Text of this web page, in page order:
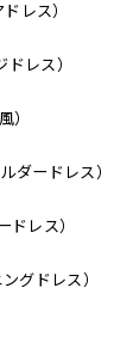
レス）
レス）
）
ダードレス）
ドレス）
グドレス）